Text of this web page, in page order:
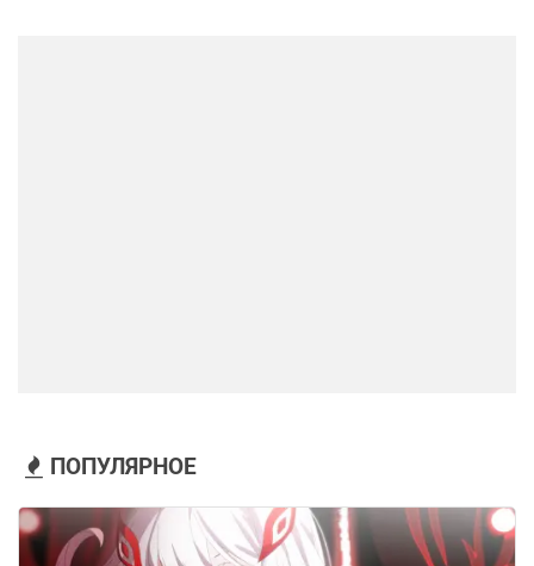
ПОПУЛЯРНОЕ